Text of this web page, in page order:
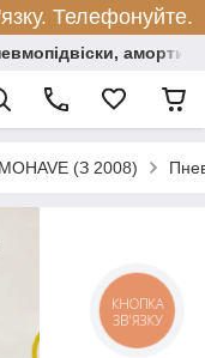
Телефонуйте.
(З 2008)
КНОПКА
ЗВ'ЯЗКУ